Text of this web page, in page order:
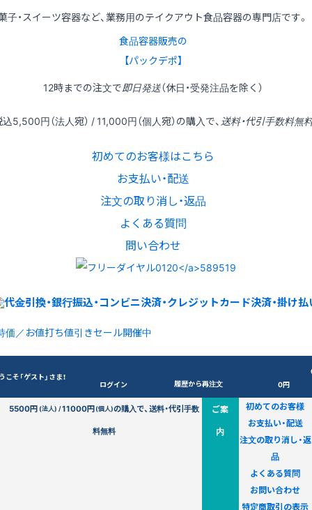
子・スイーツ容器など、業務用のテイクアウト食品容器の専門店です。
食品容器販売の
【パックデポ】
12時までの注文で即日発送（休日・受発注品を除く）
込5,500円（法人宛） / 11,000円（個人宛）の購入で、 送料・代引手数料無
初めてのお客様はこちら
お支払い・配送
注文の取り消し・返品
よくある質問
問い合わせ
価／お値打ち値引きセール開催中
こそ「ゲスト」さま！
ログイン 履歴から再注文
0円
5500円(法人) /11000円(個人)の購入で、送料・代引手数
料無料
ご案
内
初めてのお客様
お支払い・配送
注文の取り消し・返
品
よくある質問
お問い合わせ
特定商取引の表示